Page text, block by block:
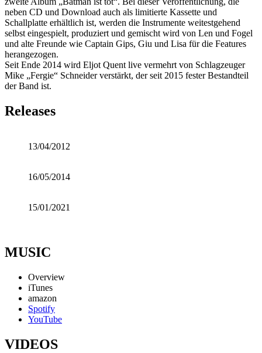
neben CD und Download auch als limitierte Kassette und
Schallplatte erhältlich ist, werden die Instrumente weitestgehend
selbst eingespielt, produziert und gemischt wird von Len und Fogel
und alte Freunde wie Captain Gips, Giu und Lisa für die Features
herangezogen.
Seit Ende 2014 wird Eljot Quent live vermehrt von Schlagzeuger
Mike „Fergie“ Schneider verstärkt, der seit 2015 fester Bestandteil
der Band ist.
Releases
13/04/2012
16/05/2014
15/01/2021
MUSIC
Overview
iTunes
amazon
Spotify
YouTube
VIDEOS